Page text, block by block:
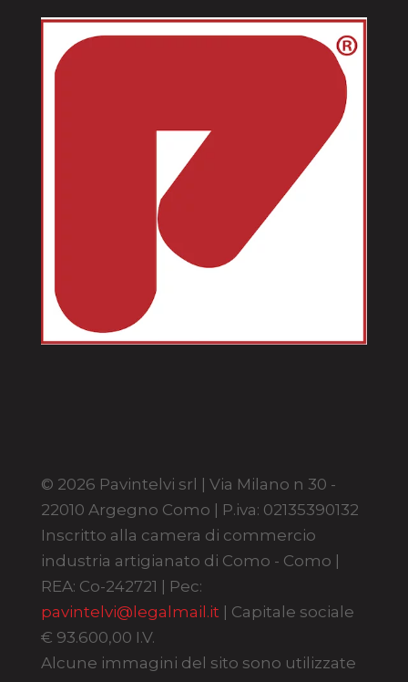
© 2026 Pavintelvi srl | Via Milano n 30 -
22010 Argegno Como | P.iva: 02135390132
Inscritto alla camera di commercio
industria artigianato di Como - Como |
REA: Co-242721 | Pec:
pavintelvi@legalmail.it | Capitale sociale
€ 93.600,00 I.V.
Alcune immagini del sito sono utilizzate